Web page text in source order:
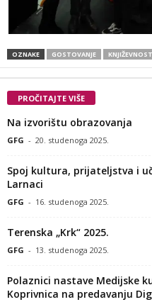
OZNAKE GOSTOVANJE KNJIŽEVNOST
PROČITAJTE VIŠE
Na izvorištu obrazovanja
GFG - 20. studenoga 2025.
Spoj kultura, prijateljstva i
Larnaci
GFG - 16. studenoga 2025.
Terenska „Krk“ 2025.
GFG - 13. studenoga 2025.
Polaznici nastave Medijske
Koprivnica na predavanju